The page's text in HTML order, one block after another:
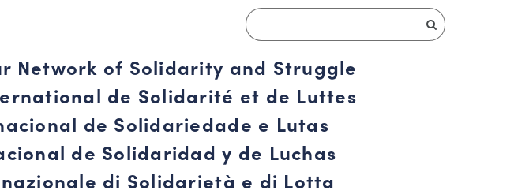
Network of Solidarity and Struggle
de Solidarité et de Luttes
de Solidariedade e Lutas
de Solidaridad y de Luchas
di Solidarietà e di Lotta